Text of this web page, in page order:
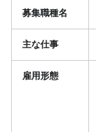
募集職種名
主な仕事
雇用形態